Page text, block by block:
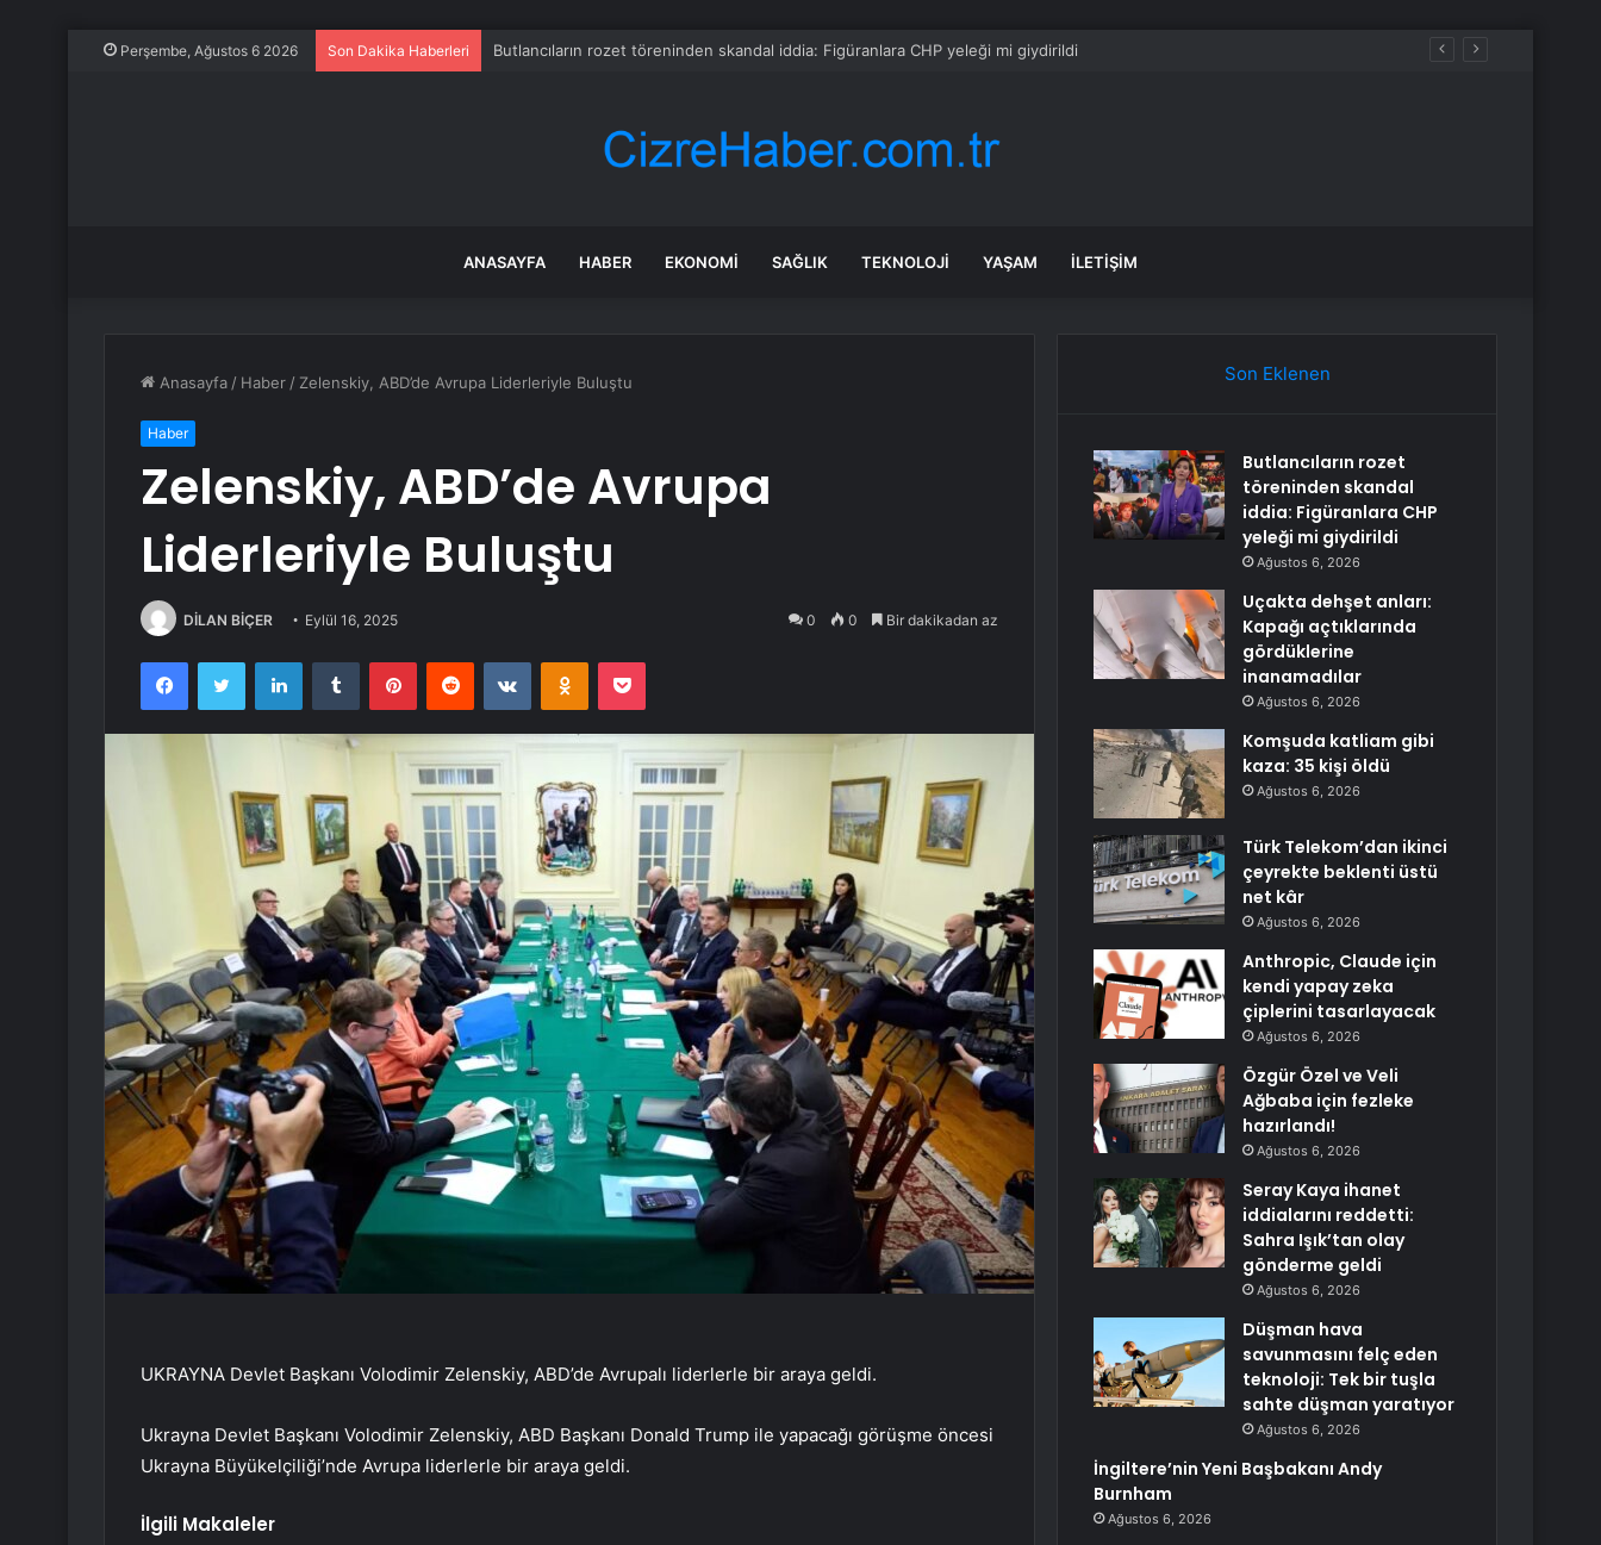
Perşembe, Ağustos 6 2026 Son Dakika Haberleri Uçakta dehşet anları: Kapağı açtıklarında gördüklerine inanamadılar
ANASAYFA HABER EKONOMI SAĞLIK TEKNOLOJI YAŞAM İLETIŞIM
Anasayfa / Haber / Zelenskiy, ABD’de Avrupa Liderleriyle Buluştu
Haber
Zelenskiy, ABD’de Avrupa
Liderleriyle Buluştu
DİLAN BİÇER Eylül 16, 2025 0 0 Bir dakikadan az
FacebookTwitter LinkedInTumblr PinterestReddit VKontakteOdnoklassniki
Pocket
UKRAYNA Devlet Başkanı Volodimir Zelenskiy, ABD’de Avrupalı liderlerle bir araya geldi.
Ukrayna Devlet Başkanı Volodimir Zelenskiy, ABD Başkanı Donald Trump ile yapacağı görüşme öncesi
Ukrayna Büyükelçiliği’nde Avrupa liderlerle bir araya geldi.
İlgili Makaleler
Son Eklenen
Butlancıların rozet
töreninden skandal
iddia: Figüranlara CHP
yeleği mi giydirildi
Ağustos 6, 2026
Uçakta dehşet anları:
Kapağı açtıklarında
gördüklerine
inanamadılar
Ağustos 6, 2026
Komşuda katliam gibi
kaza: 35 kişi öldü
Ağustos 6, 2026
Türk Telekom’dan ikinci
çeyrekte beklenti üstü
net kâr
Ağustos 6, 2026
Anthropic, Claude için
kendi yapay zeka
çiplerini tasarlayacak
Ağustos 6, 2026
Özgür Özel ve Veli
Ağbaba için fezleke
hazırlandı!
Ağustos 6, 2026
Seray Kaya ihanet
iddialarını reddetti:
Sahra Işık’tan olay
gönderme geldi
Ağustos 6, 2026
Düşman hava
savunmasını felç eden
teknoloji: Tek bir tuşla
sahte düşman yaratıyor
Ağustos 6, 2026
İngiltere’nin Yeni Başbakanı Andy
Burnham
Ağustos 6, 2026